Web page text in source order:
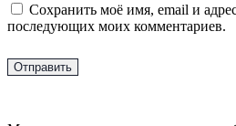
Сохранить моё имя, email и
последующих моих комментариев.